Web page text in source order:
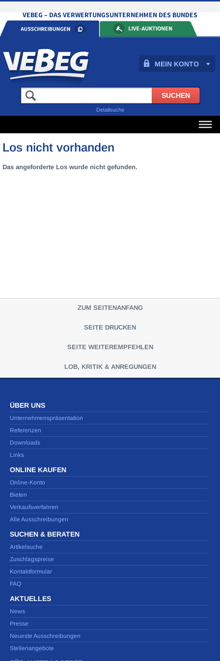
MEIN KONTO
Detailsuche
Los nicht vorhanden
Das angeforderte Los wurde nicht gefunden.
ZUM SEITENANFANG
SEITE DRUCKEN
SEITE WEITEREMPFEHLEN
LOB, KRITIK & ANREGUNGEN
ÜBER UNS
Unternehmenspräsentation
Referenzen
Downloads
Links
ONLINE KAUFEN
Online-Konto
Bieten
Verkaufsverfahren
Alle Ausschreibungen
SUCHEN & BERATEN
Artikelsuche
Zuschlagspreise
Kontaktformular
FAQ
AKTUELLES
News
Presse
Neueste Ausschreibungen
Stellenangebote